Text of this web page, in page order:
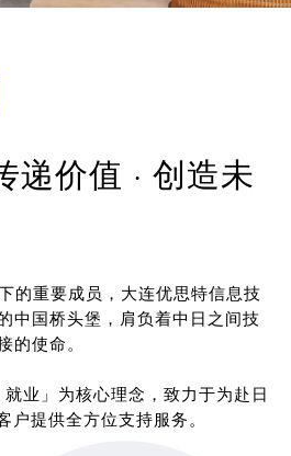
递价值 · 创造未
的重要成员，大连优思特信息技
中国桥头堡，肩负着中日之间技
的使命。
业」为核心理念，致力于为赴日
提供全方位支持服务。